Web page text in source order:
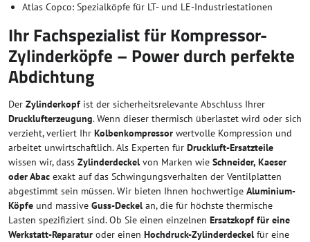
Atlas Copco: Spezialköpfe für LT- und LE-Industriestationen
Ihr Fachspezialist für Kompressor-
Zylinderköpfe – Power durch perfekte
Abdichtung
Der Zylinderkopf ist der sicherheitsrelevante Abschluss Ihrer
Drucklufterzeugung. Wenn dieser thermisch überlastet wird oder sich
verzieht, verliert Ihr Kolbenkompressor wertvolle Kompression und
arbeitet unwirtschaftlich. Als Experten für Druckluft-Ersatzteile
wissen wir, dass Zylinderdeckel von Marken wie Schneider, Kaeser
oder Abac exakt auf das Schwingungsverhalten der Ventilplatten
abgestimmt sein müssen. Wir bieten Ihnen hochwertige Aluminium-
Köpfe und massive Guss-Deckel an, die für höchste thermische
Lasten spezifiziert sind. Ob Sie einen einzelnen Ersatzkopf für eine
Werkstatt-Reparatur oder einen Hochdruck-Zylinderdeckel für eine